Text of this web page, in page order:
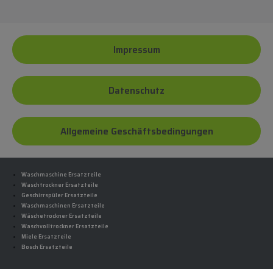
Impressum
Datenschutz
Allgemeine Geschäftsbedingungen
Waschmaschine Ersatzteile
Waschtrockner Ersatzteile
Geschirrspüler Ersatzteile
Waschmaschinen Ersatzteile
Wäschetrockner Ersatzteile
Waschvolltrockner Ersatzteile
Miele Ersatzteile
Bosch Ersatzteile